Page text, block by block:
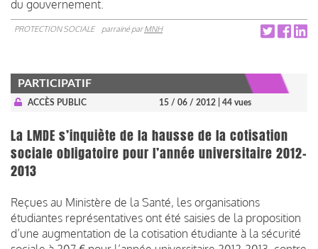
du gouvernement.
PROTECTION SOCIALE parrainé parMNH
PARTICIPATIF
ACCÈS PUBLIC 15 / 06 / 2012 | 44 vues
La LMDE s’inquiète de la hausse de la cotisation
sociale obligatoire pour l’année universitaire 2012-
2013
Reçues au Ministère de la Santé, les organisations
étudiantes représentatives ont été saisies de la proposition
d’une augmentation de la cotisation étudiante à la sécurité